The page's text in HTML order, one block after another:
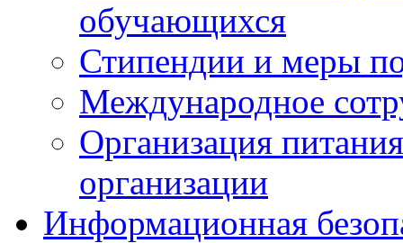
обучающихся
Стипендии и меры
Международное
Организация
организации
Информационная